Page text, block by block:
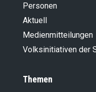
Personen
Aktuell
Medienmitteilungen
Volksinitiativen der
Themen